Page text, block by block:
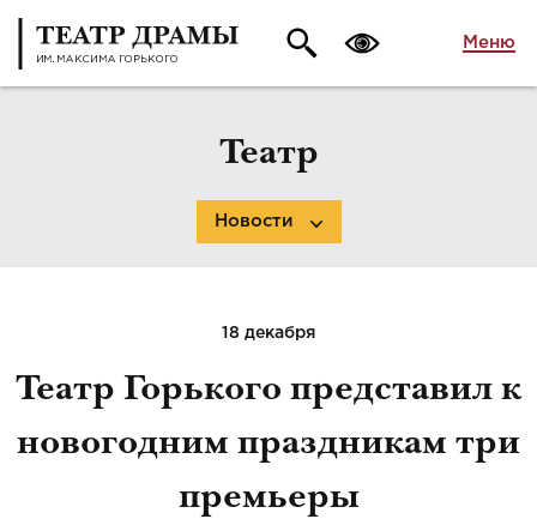
Меню
Театр
Новости
18 декабря
Театр Горького представил к
новогодним праздникам три
премьеры